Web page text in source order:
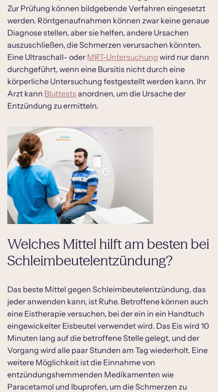
Zur Prüfung können bildgebende Verfahren eingesetzt
werden. Röntgenaufnahmen können zwar keine genaue
Diagnose stellen, aber sie helfen, andere Ursachen
auszuschließen, die Schmerzen verursachen könnten.
Eine Ultraschall- oder MRT-Untersuchung wird nur dann
durchgeführt, wenn eine Bursitis nicht durch eine
körperliche Untersuchung festgestellt werden kann. Ihr
Arzt kann Bluttests anordnen, um die Ursache der
Entzündung zu ermitteln.
Welches Mittel hilft am besten bei
Schleimbeutelentzündung?
Das beste Mittel gegen Schleimbeutelentzündung, das
jeder anwenden kann, ist Ruhe. Betroffene können auch
eine Eistherapie versuchen, bei der ein in ein Handtuch
eingewickelter Eisbeutel verwendet wird. Das Eis wird 10
Minuten lang auf die betroffene Stelle gelegt, und der
Vorgang wird alle paar Stunden am Tag wiederholt. Eine
weitere Möglichkeit ist die Einnahme von
entzündungshemmenden Medikamenten wie
Paracetamol und Ibuprofen, um die Schmerzen zu